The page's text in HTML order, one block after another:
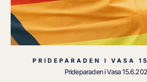
PRIDEPARADEN I VASA
Prideparaden i Vasa